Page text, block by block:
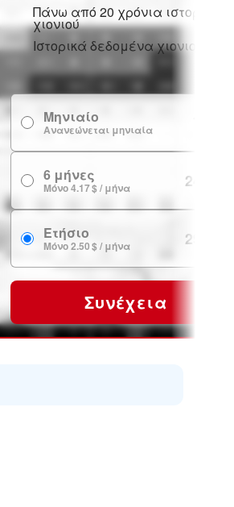
Πάνω από 20 χρόνια ιστορικό
χιονιού
Ιστορικά δεδομένα χιονιού
Μηνιαίο
Ανανεώνεται μηνιαία
6 μήνες
Μόνο 4.17 $ / μήνα 24.99 $
Ετήσιο
Μόνο 2.50 $ / μήνα 29.99 $
Συνέχεια